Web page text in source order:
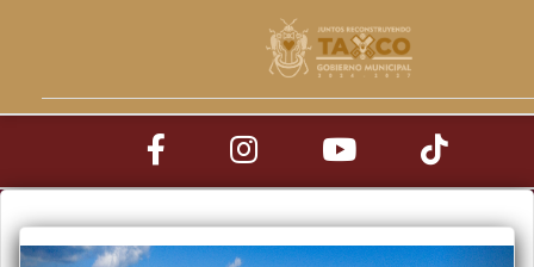
CONVOCATORIAS